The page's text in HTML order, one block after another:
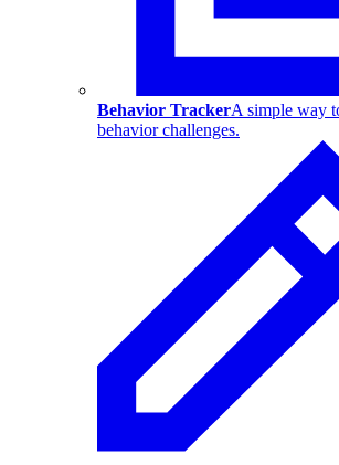
Behavior TrackerA simple way
behavior challenges.